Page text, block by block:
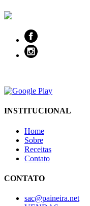
INSTITUCIONAL
Home
Sobre
Receitas
Contato
CONTATO
sac@paineira.net